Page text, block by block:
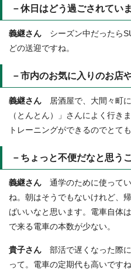
－休日はどう過ごされてい
義継さん シーズン中だったら
どの送迎ですね。
－市内のお気に入りのお店
義継さん 居酒屋で、大間々町
（とんとん）」さんによく行き
トレーニングができるのでとて
－ちょっと不便だなと思う
義継さん 通学のために使って
ね。朝はそうでもないけれど、
ばいいなと思います。電車自体
で来る電車の本数が少ない。
貴子さん 部活で遅くなった際
って。電車の定期代も高いですね